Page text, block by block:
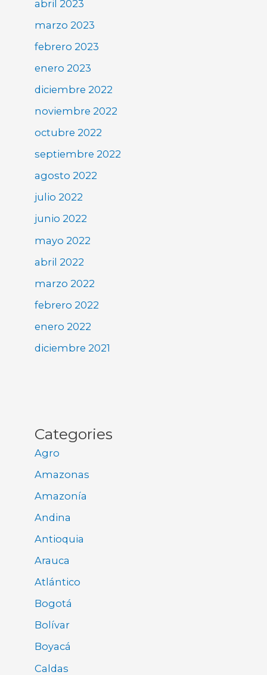
abril 2023
marzo 2023
febrero 2023
enero 2023
diciembre 2022
noviembre 2022
octubre 2022
septiembre 2022
agosto 2022
julio 2022
junio 2022
mayo 2022
abril 2022
marzo 2022
febrero 2022
enero 2022
diciembre 2021
Categories
Agro
Amazonas
Amazonía
Andina
Antioquia
Arauca
Atlántico
Bogotá
Bolívar
Boyacá
Caldas